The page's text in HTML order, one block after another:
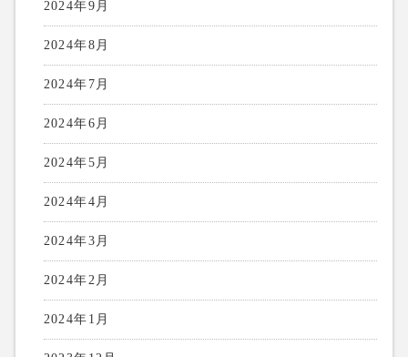
2024年9月
2024年8月
2024年7月
2024年6月
2024年5月
2024年4月
2024年3月
2024年2月
2024年1月